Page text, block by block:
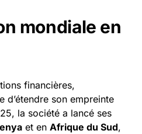
mondiale en
financières,
d’étendre son empreinte
la société a lancé ses
et en Afrique du Sud,